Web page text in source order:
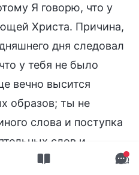
Я говорю, что у
Христа. Причина,
дня следовал
у тебя не было
вечно высится
образов; ты не
слова и поступка
слов и
они навсегда